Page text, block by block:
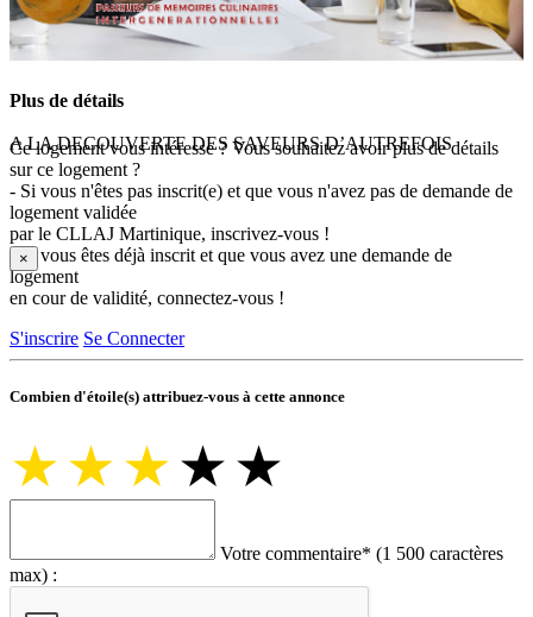
A LA DECOUVERTE DES SAVEURS D’AUTREFOIS
×
Plus de détails
Ce logement vous intéresse ? Vous souhaitez avoir plus de détails
sur ce logement ?
- Si vous n'êtes pas inscrit(e) et que vous n'avez pas de demande de
logement validée
par le CLLAJ Martinique, inscrivez-vous !
- Si vous êtes déjà inscrit et que vous avez une demande de
logement
en cour de validité, connectez-vous !
S'inscrire Se Connecter
Combien d'étoile(s) attribuez-vous à cette annonce
★★★★★
Votre commentaire* (1 500 caractères
max) :